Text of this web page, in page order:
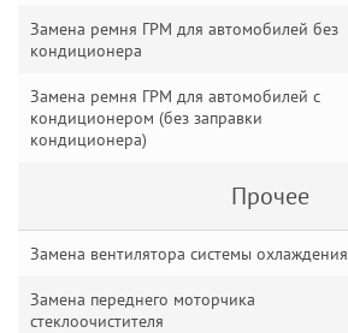
Замена ремня ГРМ для автомобилей без
кондиционера
Замена ремня ГРМ для автомобилей с
кондиционером (без заправки
кондиционера)
Прочее
Замена вентилятора системы охлаждения
Замена переднего моторчика
стеклоочистителя